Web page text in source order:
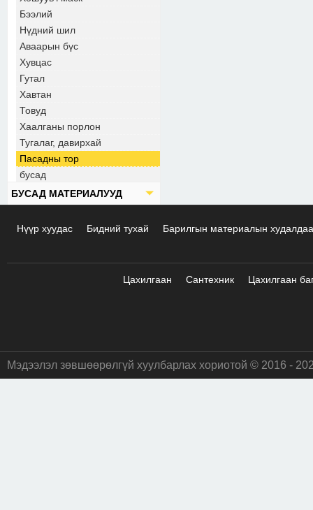
Бээлий
Нүдний шил
Аваарын бүс
Хувцас
Гутал
Хавтан
Товуд
Хаалганы порлон
Тугалаг, давирхай
Пасадны тор
бусад
БУСАД МАТЕРИАЛУУД
Нүүр хуудас Бидний тухай Барилгын материалын
Цахилгаан Сантехник Цахилгаан
Мэдээлэл зөвшөөрөлгүй хуулбарлах хориотой © 2016 -